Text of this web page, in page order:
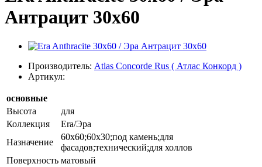
Антрацит 30х60
Производитель: Atlas Concorde Rus ( Атлас Конкорд )
Артикул:
основные
Высота
для
Коллекция
Era/Эра
Назначение
60х60;60х30;под камень;для
фасадов;технический;для холлов
Поверхность матовый